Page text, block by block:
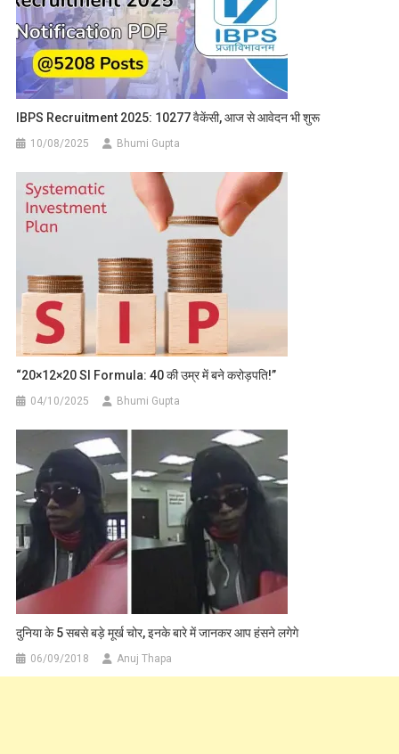
IBPS Recruitment 2025: 10277 वैकेंसी, आज से आवेदन भी शुरू
10/08/2025 Bhumi Gupta
“20×12×20 SI Formula: 40 की उम्र में बने करोड़पति!”
04/10/2025 Bhumi Gupta
दुनिया के 5 सबसे बड़े मूर्ख चोर, इनके बारे में जानकर आप हंसने लगेगे
06/09/2018 Anuj Thapa